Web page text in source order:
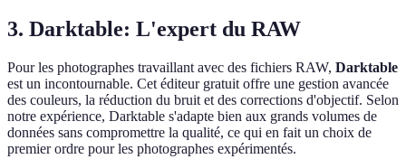
3. Darktable: L'expert du RAW
Pour les photographes travaillant avec des fichiers RAW, Darktable
est un incontournable. Cet éditeur gratuit offre une gestion avancée
des couleurs, la réduction du bruit et des corrections d'objectif. Selon
notre expérience, Darktable s'adapte bien aux grands volumes de
données sans compromettre la qualité, ce qui en fait un choix de
premier ordre pour les photographes expérimentés.